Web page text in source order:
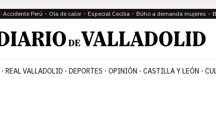
Accidente Perú Ola de calor Especial Cecilia Búho a demanda mujeres
REAL VALLADOLID DEPORTES OPINIÓN CASTILLA Y LEÓN